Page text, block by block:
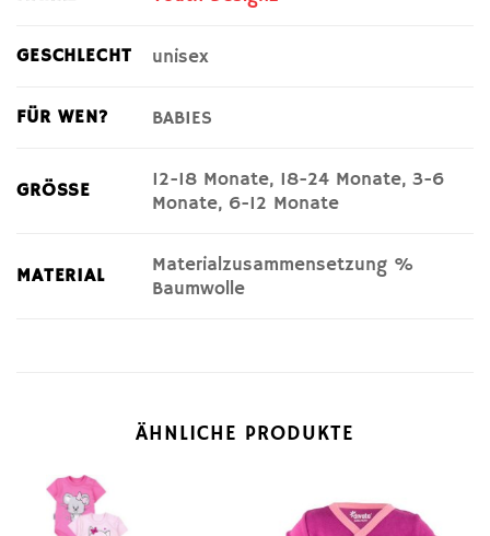
GESCHLECHT unisex
FÜR WEN? BABIES
GRÖSSE
12-18 Monate, 18-24 Monate, 3-6
Monate, 6-12 Monate
MATERIAL
Materialzusammensetzung %
Baumwolle
ÄHNLICHE PRODUKTE